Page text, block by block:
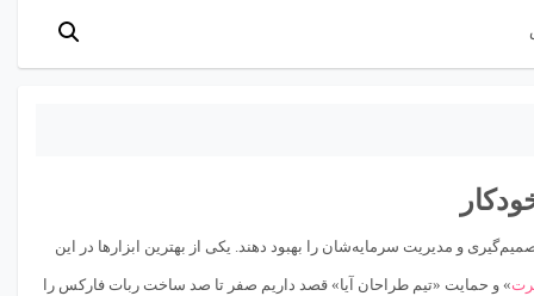
و مدیریت سرمایه‌شان را بهبود دهند. یکی از بهترین ابزارها در این
» و حمایت «تیم طراحان آیا» قصد داریم صفر تا صد ساخت ربات فارکس را